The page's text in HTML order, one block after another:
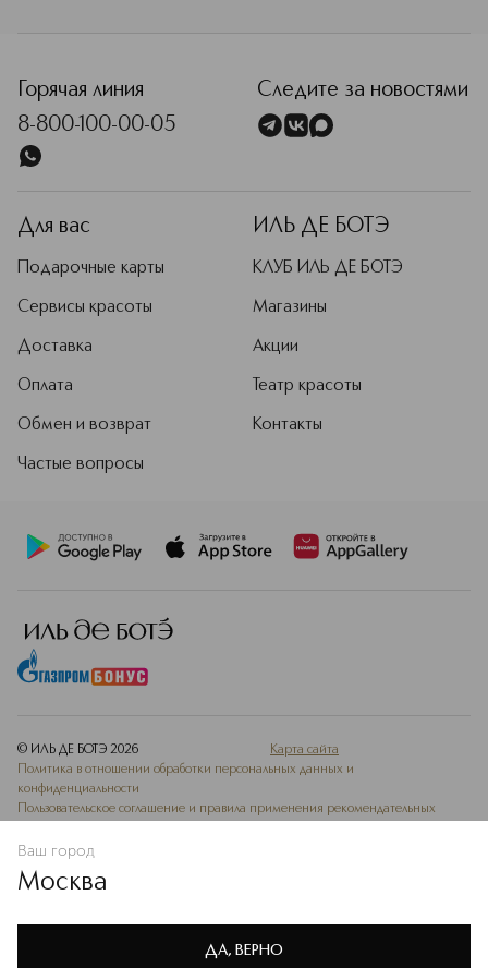
Политике конфиденциальности
Горячая линия
8-800-100-00-05
Следите за новостями
Для вас
Подарочные карты
Сервисы красоты
Доставка
Оплата
Обмен и возврат
Частые вопросы
ИЛЬ ДЕ БОТЭ
КЛУБ ИЛЬ ДЕ БОТЭ
Магазины
Акции
Театр красоты
Контакты
© ИЛЬ ДЕ БОТЭ 2026
Карта сайта
Политика в отношении обработки персональных данных и
конфиденциальности
Пользовательское соглашение и правила применения рекомендательных
Ведомость СОУТ
Ваш город
Москва
ДА, ВЕРНО